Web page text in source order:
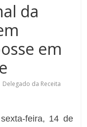
da
em
Delegado da Receita
feira, 14 de